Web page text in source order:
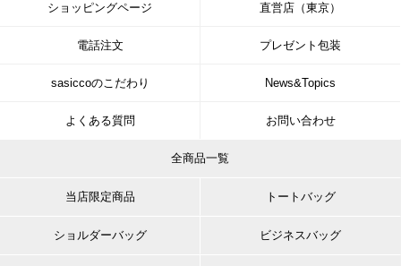
ショッピングページ 直営店（東京）
電話注文 プレゼント包装
sasiccoのこだわり News&Topics
よくある質問 お問い合わせ
全商品一覧
当店限定商品 トートバッグ
ショルダーバッグ ビジネスバッグ